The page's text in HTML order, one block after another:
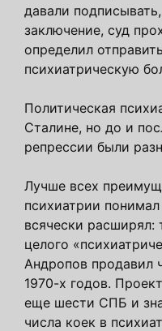
давали
заключение, суд
определил
психиатрическую
Политическая
Сталине, но до и
репрессии были
Лучше всех
психиатрии
всячески расширял:
целого
Андропов продавил
1970-х годов.
еще шести СПБ и
числа коек в